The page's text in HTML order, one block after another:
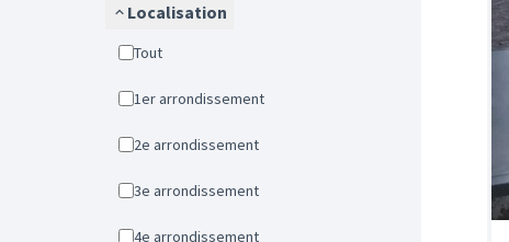
Localisation
Tout
1er arrondissement
2e arrondissement
3e arrondissement
4e arrondissement